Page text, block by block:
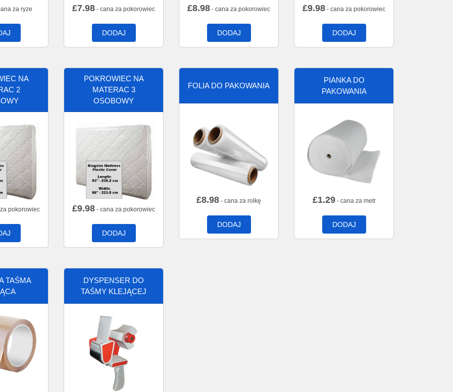
za ryze £7.98 - cana za pokorowiec
DODAJ
£8.98 - cana za pokorowiec
DODAJ
£9.98 - cana za pokorowiec
DODAJ
NA
2
pokorowiec
POKROWIEC NA
MATERAC 3
OSOBOWY
£9.98 - cana za pokorowiec
DODAJ
FOLIA DO PAKOWANIA
£8.98 - cana za rolkę
DODAJ
PIANKA DO
PAKOWANIA
£1.29- cana za metr
DODAJ
TAŚMA
DYSPENSER DO
TAŚMY KLEJĄCEJ